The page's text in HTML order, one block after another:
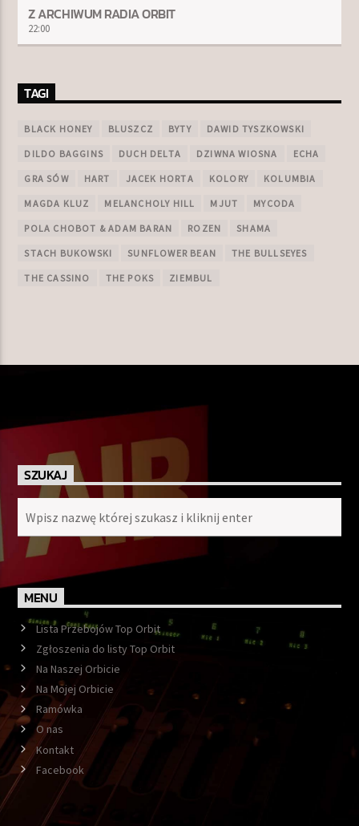
Z ARCHIWUM RADIA ORBIT
22:00
TAGI
BLACK HONEY BLUSZCZ BYTY DAWID TYSZKOWSKI
DILDO BAGGINS DUCH DELTA DZIWNA WIOSNA ECHA
GRA SÓW HART JACEK HORTA KOLORY KOLUMBIA
MAGDA KLUZ MELANCHOLY HILL MJUT MYCODA
POLA CHOBOT & ADAM BARAN ROZEN SHAMA
STACH BUKOWSKI SUNFLOWER BEAN THE BULLSEYES
THE CASSINO THE POKS ZIEMBUL
SZUKAJ
MENU
Lista Przebojów Top Orbit
Zgłoszenia do listy Top Orbit
Na Naszej Orbicie
Na Mojej Orbicie
Ramówka
O nas
Kontakt
Facebook